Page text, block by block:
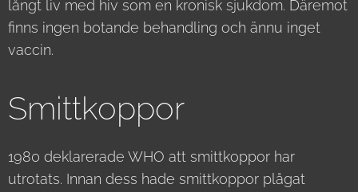
långt liv med hiv som en kronisk sjukdom. Däremot
finns ingen botande behandling och ännu inget
vaccin.
Smittkoppor
1980 deklarerade WHO att smittkoppor har
utrotats. Innan dess hade smittkoppor plågat